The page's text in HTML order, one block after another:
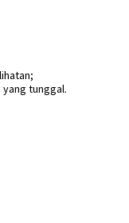
yang tunggal.